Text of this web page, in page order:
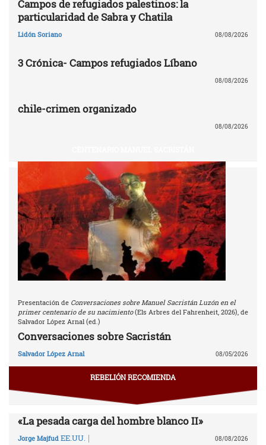
Campos de refugiados palestinos: la
particularidad de Sabra y Chatila
Lidón Soriano 08/08/2026
3 Crónica- Campos refugiados Líbano
08/08/2026
chile-crimen organizado
08/08/2026
Presentación de Conversaciones sobre Manuel Sacristán Luzón en el
primer centenario de su nacimiento(Els Arbres del Fahrenheit, 2026), de
Salvador López Arnal (ed.)
Conversaciones sobre Sacristán
Salvador López Arnal 08/05/2026
REBELIÓN RECOMIENDA
«La pesada carga del hombre blanco II»
Jorge Majfud EE.UU. | 08/08/2026